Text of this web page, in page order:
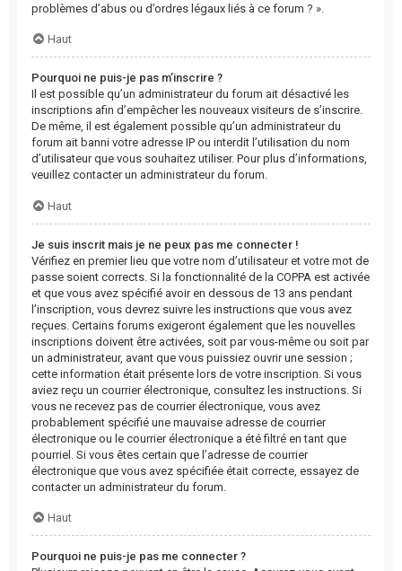
problèmes d’abus ou d’ordres légaux liés à ce forum ? ».
Haut
Pourquoi ne puis-je pas m’inscrire ?
Il est possible qu’un administrateur du forum ait désactivé les
inscriptions afin d’empêcher les nouveaux visiteurs de s’inscrire.
De même, il est également possible qu’un administrateur du
forum ait banni votre adresse IP ou interdit l’utilisation du nom
d’utilisateur que vous souhaitez utiliser. Pour plus d’informations,
veuillez contacter un administrateur du forum.
Haut
Je suis inscrit mais je ne peux pas me connecter !
Vérifiez en premier lieu que votre nom d’utilisateur et votre mot de
passe soient corrects. Si la fonctionnalité de la COPPA est activée
et que vous avez spécifié avoir en dessous de 13 ans pendant
l’inscription, vous devrez suivre les instructions que vous avez
reçues. Certains forums exigeront également que les nouvelles
inscriptions doivent être activées, soit par vous-même ou soit par
un administrateur, avant que vous puissiez ouvrir une session ;
cette information était présente lors de votre inscription. Si vous
aviez reçu un courrier électronique, consultez les instructions. Si
vous ne recevez pas de courrier électronique, vous avez
probablement spécifié une mauvaise adresse de courrier
électronique ou le courrier électronique a été filtré en tant que
pourriel. Si vous êtes certain que l’adresse de courrier
électronique que vous avez spécifiée était correcte, essayez de
contacter un administrateur du forum.
Haut
Pourquoi ne puis-je pas me connecter ?